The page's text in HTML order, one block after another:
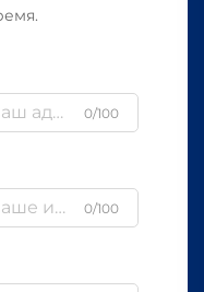
0/100
0/100